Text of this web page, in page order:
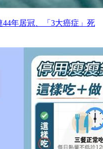
年居冠、「3大癌症」死